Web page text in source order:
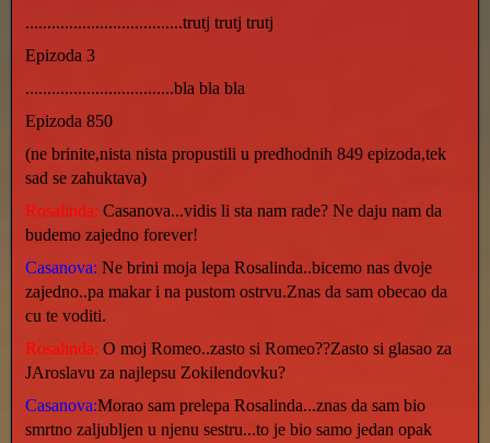
....................................trutj trutj trutj
Epizoda 3
..................................bla bla bla
Epizoda 850
(ne brinite,nista nista propustili u predhodnih 849 epizoda,tek
sad se zahuktava)
Rosalinda: Casanova...vidis li sta nam rade? Ne daju nam da
budemo zajedno forever!
Casanova: Ne brini moja lepa Rosalinda..bicemo nas dvoje
zajedno..pa makar i na pustom ostrvu.Znas da sam obecao da
cu te voditi.
Rosalinda: O moj Romeo..zasto si Romeo??Zasto si glasao za
JAroslavu za najlepsu Zokilendovku?
Casanova:Morao sam prelepa Rosalinda...znas da sam bio
smrtno zaljubljen u njenu sestru...to je bio samo jedan opak